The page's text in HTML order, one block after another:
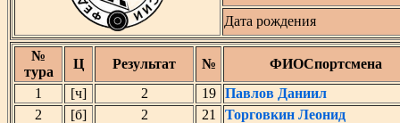
Дата рождения
№
тура
Ц Результат №
ФИОСпортсмена
1
[ч] 2 19
Павлов Даниил
2
[б] 2 21
Торговкин Леонид